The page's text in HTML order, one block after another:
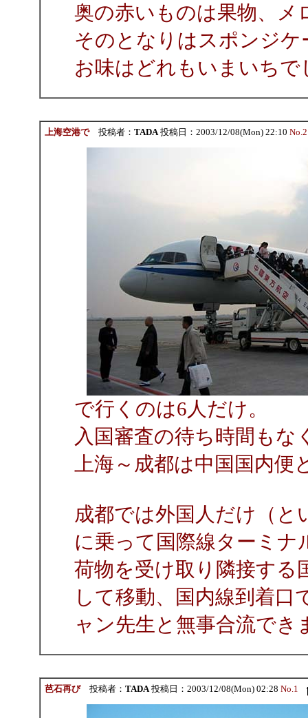
奥の赤いものは果物、
そのとなりはスポンジケ
お味はどれもいまいちで
上海空港で投稿者： TADA投稿日：2003/12/08(Mon) 22:10 No.2
で行くのは6人だけ。
入国審査の待ち時間も
上海～成都は中国国内
成都では外国人だけ（と
に乗って国際線ターミナ
荷物を受け取り隣接する
して移動、国内線到着
ャン先生と無事合流でき
芭石再び投稿者： TADA投稿日：2003/12/08(Mon) 02:28 No.1